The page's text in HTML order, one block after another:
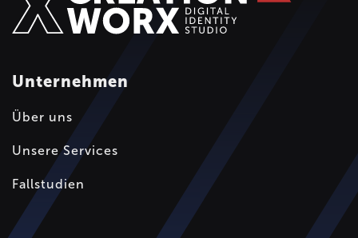
Unternehmen
Über uns
Unsere Services
Fallstudien